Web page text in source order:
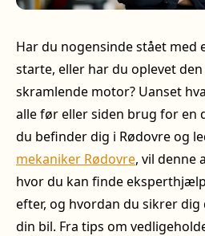
Har du nogensinde stået med
starte, eller har du oplevet
skramlende motor? Uanset
alle før eller siden brug for en
du befinder dig i Rødovre og
mekaniker Rødovre, vil denne
hvor du kan finde
efter, og hvordan du sikrer dig
din bil. Fra tips om